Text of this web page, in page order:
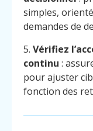
simples,
demandes de
5. Vérifiez
continu :
pour ajuster
fonction des